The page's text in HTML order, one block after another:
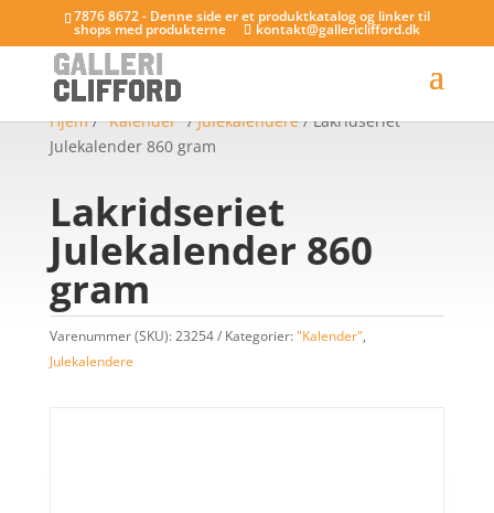
7876 8672 - Denne side er et produktkatalog og linker til
shops med produkterne kontakt@gallericlifford.dk
Hjem/"Kalender"/Julekalendere/ Lakridseriet
Julekalender 860 gram
Lakridseriet
Julekalender 860
gram
Varenummer (SKU):23254 Kategorier:"Kalender",
Julekalendere